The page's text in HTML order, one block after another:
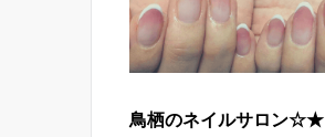
鳥栖のネイルサロン☆★